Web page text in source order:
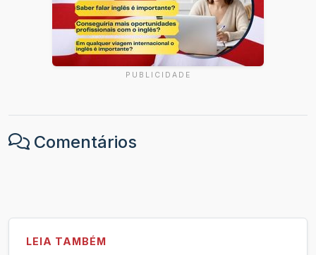
PUBLICIDADE
Comentários
LEIA TAMBÉM